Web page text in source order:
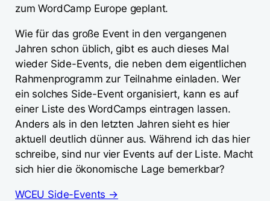
zum WordCamp Europe geplant.
Wie für das große Event in den vergangenen
Jahren schon üblich, gibt es auch dieses Mal
wieder Side-Events, die neben dem eigentlichen
Rahmenprogramm zur Teilnahme einladen. Wer
ein solches Side-Event organisiert, kann es auf
einer Liste des WordCamps eintragen lassen.
Anders als in den letzten Jahren sieht es hier
aktuell deutlich dünner aus. Während ich das hier
schreibe, sind nur vier Events auf der Liste. Macht
sich hier die ökonomische Lage bemerkbar?
WCEU Side-Events →